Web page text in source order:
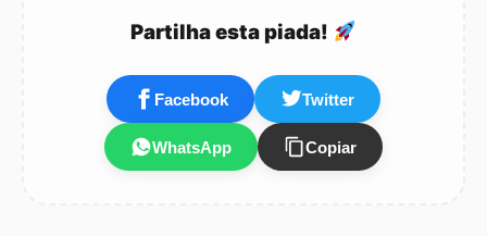
burro à frente!!! - AsPartilha esta piada!
Facebook Twitter
WhatsApp Copiar